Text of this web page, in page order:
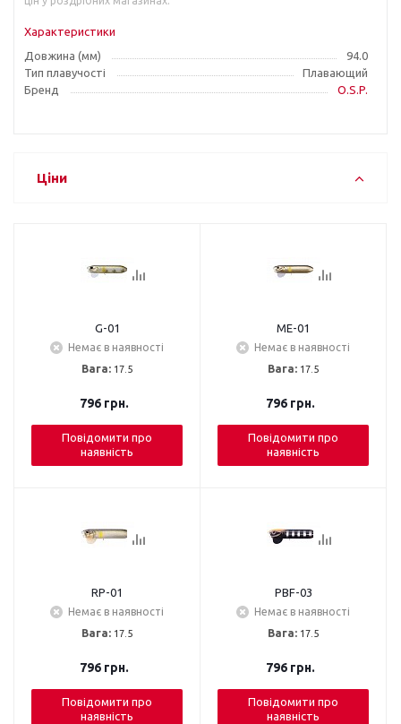
Характеристики
Довжина (мм)
94.0
Тип плавучості
Плавающий
Бренд
O.S.P.
Ціни
G-01
Немає в наявності
Вага: 17.5
796грн.
Повідомити про
наявність
ME-01
Немає в наявності
Вага: 17.5
796грн.
Повідомити про
наявність
RP-01
Немає в наявності
Вага: 17.5
796грн.
Повідомити про
наявність
PBF-03
Немає в наявності
Вага: 17.5
796грн.
Повідомити про
наявність